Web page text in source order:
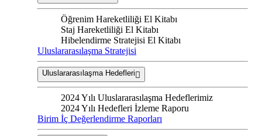
Öğrenim Hareketliliği El Kitabı
Staj Hareketliliği El Kitabı
Hibelendirme Stratejisi El Kitabı
Uluslararasılaşma Stratejisi
Uluslararasılaşma Hedefleri
2024 Yılı Uluslararasılaşma Hedeflerimiz
2024 Yılı Hedefleri İzleme Raporu
Birim İç Değerlendirme Raporları